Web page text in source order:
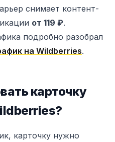
снимает контент-
от 119 ₽.
подробно разобрал
на Wildberries.
карточку
карточку нужно